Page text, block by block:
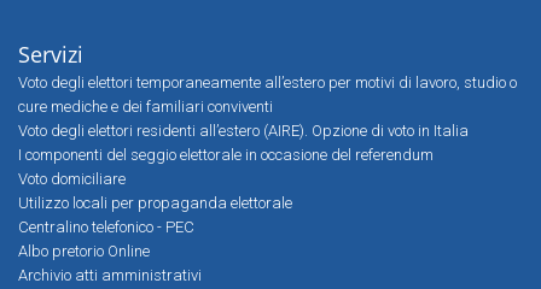
Servizi
Voto degli elettori temporaneamente all’estero per motivi di lavoro, studio o
cure mediche e dei familiari conviventi
Voto degli elettori residenti all’estero (AIRE). Opzione di voto in Italia
I componenti del seggio elettorale in occasione del referendum
Voto domiciliare
Utilizzo locali per propaganda elettorale
Centralino telefonico - PEC
Albo pretorio Online
Archivio atti amministrativi